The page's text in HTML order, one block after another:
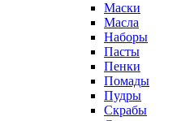
Маски
Масла
Наборы
Пасты
Пенки
Помады
Пудры
Скрабы